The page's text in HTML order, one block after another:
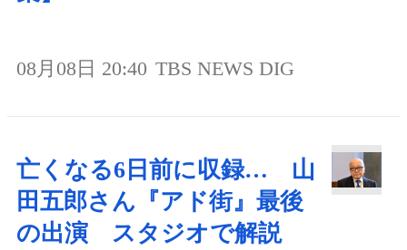
08月08日 20:40 TBS NEWS DIG
亡くなる6日前に収録… 山
田五郎さん『アド街』最後
の出演 スタジオで解説